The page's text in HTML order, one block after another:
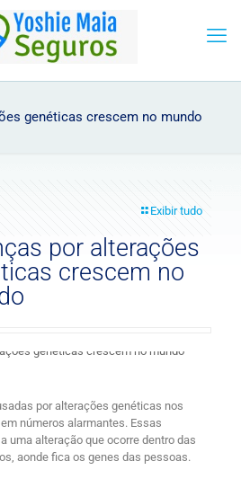
genéticas crescem no mundo
Exibir tudo
por alterações
crescem no
por alterações genéticas nos
números alarmantes. Essas
uma alteração que ocorre dentro das
aonde fica os genes das pessoas.